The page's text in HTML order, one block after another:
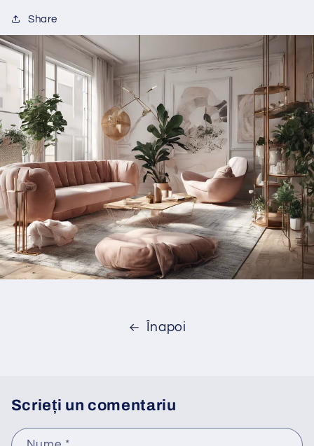
Share
Înapoi
Scrieți un comentariu